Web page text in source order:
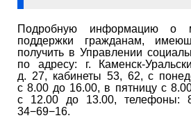
Подробную информацию о
поддержки гражданам,
получить в Управлении
по адресу: г. Каменск-
д. 27, кабинеты 53, 62, с
с 8.00 до 16.00, в пятницу с
с 12.00 до 13.00, телефоны:
34−69−16.